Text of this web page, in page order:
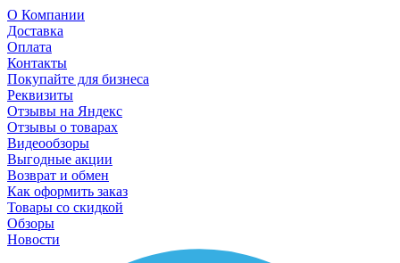
О Компании
Доставка
Оплата
Контакты
Покупайте для бизнеса
Реквизиты
Отзывы на Яндекс
Отзывы о товарах
Видеообзоры
Выгодные акции
Возврат и обмен
Как оформить заказ
Товары со скидкой
Обзоры
Новости